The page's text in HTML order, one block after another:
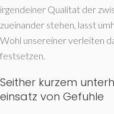
irgendeiner Qualitat der
zueinander stehen, lasst
Wohl unsereiner verleiten
festsetzen.
Seither kurzem
einsatz von Gefuhle